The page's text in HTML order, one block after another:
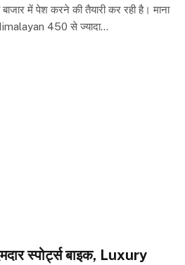
में पेश करने की तैयारी कर रही है। माना
450 से ज्यादा…
स्पोर्ट्स बाइक, Luxury